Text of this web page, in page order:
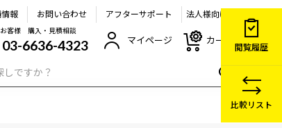
報 お問い合わせ アフターサポート 法人様向け
客様 購入・見積相談
03-6636-4323 マイページ カート
閲覧履歴
比較リスト